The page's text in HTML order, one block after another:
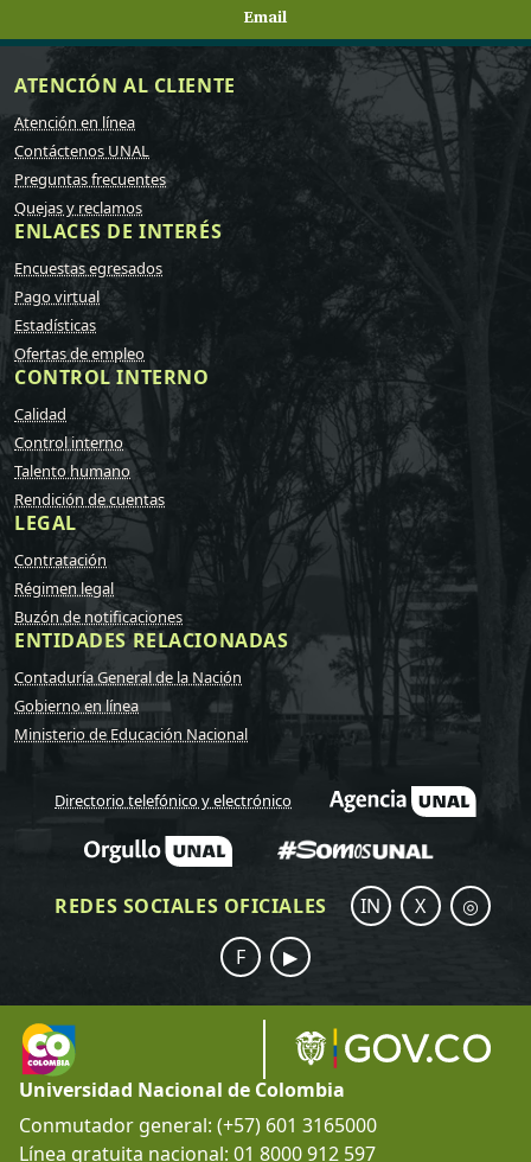
Email
ATENCIÓN AL CLIENTE
Atención en línea
Contáctenos UNAL
Preguntas frecuentes
Quejas y reclamos
ENLACES DE INTERÉS
Encuestas egresados
Pago virtual
Estadísticas
Ofertas de empleo
CONTROL INTERNO
Calidad
Control interno
Talento humano
Rendición de cuentas
LEGAL
Contratación
Régimen legal
Buzón de notificaciones
ENTIDADES RELACIONADAS
Contaduría General de la Nación
Gobierno en línea
Ministerio de Educación Nacional
Directorio telefónico y electrónico
REDES SOCIALES OFICIALES IN X
◎
F
▶
Universidad Nacional de Colombia
Conmutador general: (+57) 601 3165000
Línea gratuita nacional: 01 8000 912 597